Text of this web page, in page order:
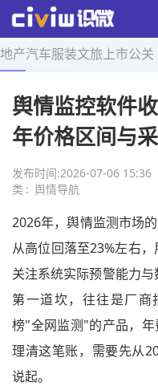
地产汽车服装文旅 上市公关
首页 > 舆情导航 > 正文
舆情监控软件
年价格区间与
发布时间:2026-07-06 15:36
类 : 舆情导航
2026年，舆情监测市场
从高位回落至23%左右
关注系统实际预警能力
第一道坎，往往是厂
榜"全网监测"的产品，
理清这笔账，需要先从
说起。